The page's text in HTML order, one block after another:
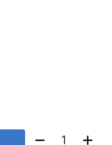
Quantité: